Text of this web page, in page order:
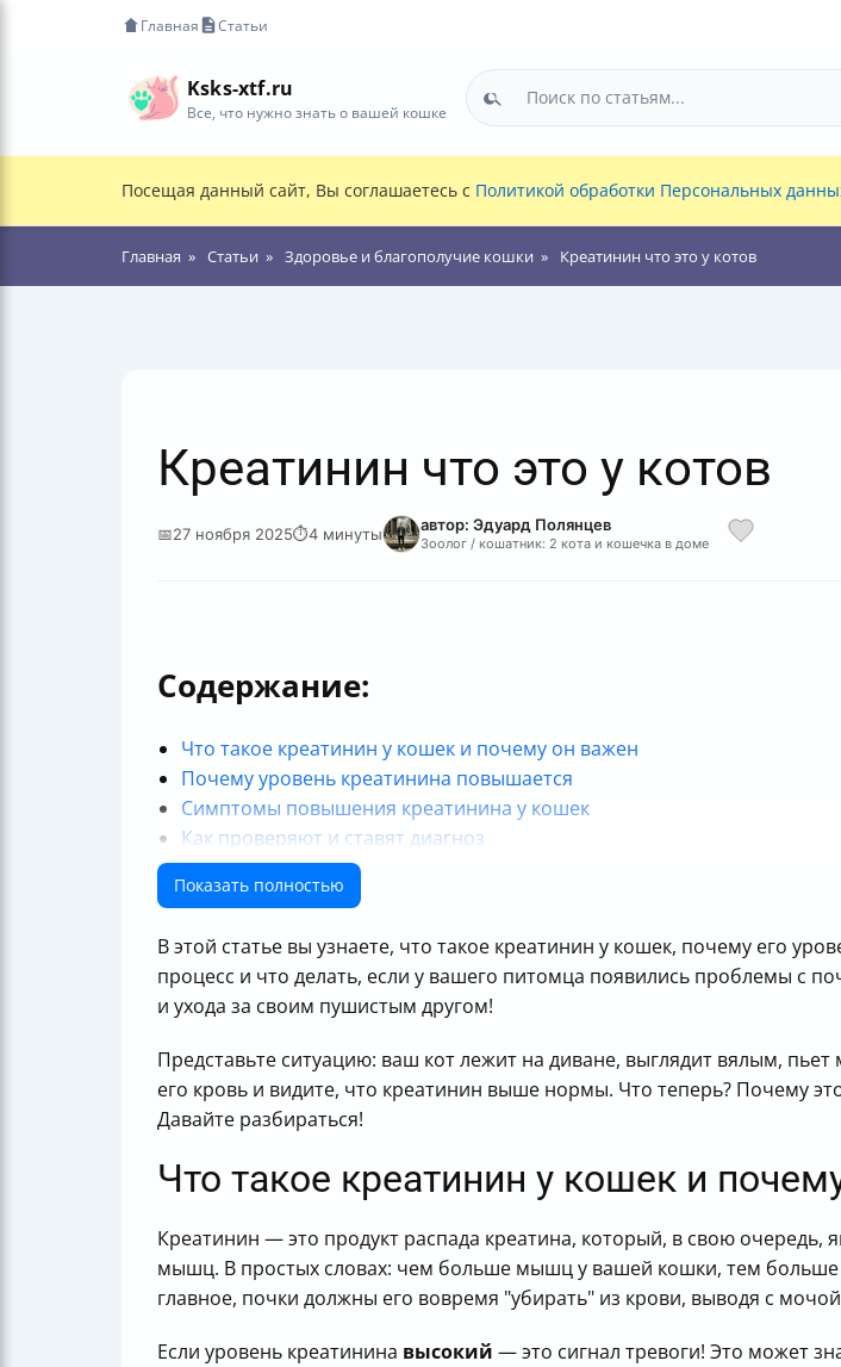
Главная Статьи
Ksks-xtf.ru
Все, что нужно знать о вашей кошке
Посещая данный сайт, Вы соглашаетесь с Политикой обработки Персональных
Главная Статьи Здоровье и благополучие кошки Креатинин что это у котов
Креатинин что это у котов
📅27 ноября 2025⏱4 минуты автор: Эдуард Полянцев
Зоолог / кошатник: 2 кота и кошечка в доме
Содержание:
Что такое креатинин у кошек и почему он важен
Почему уровень креатинина повышается
Симптомы повышения креатинина у кошек
Как проверяют и ставят диагноз
Как лечат высокий уровень креатинина
Практические советы владельцам кошек
Показать полностью
В этой статье вы узнаете, что такое креатинин у кошек, почему его
процесс и что делать, если у вашего питомца появились проблемы с
и ухода за своим пушистым другом!
Представьте ситуацию: ваш кот лежит на диване, выглядит вялым,
его кровь и видите, что креатинин выше нормы. Что теперь? Почему
Давайте разбираться!
Что такое креатинин у кошек и
Креатинин — это продукт распада креатина, который, в свою
мышц. В простых словах: чем больше мышц у вашей кошки, тем больше
главное, почки должны его вовремя "убирать" из крови, выводя с
Если уровень креатинина высокий — это сигнал тревоги! Это может